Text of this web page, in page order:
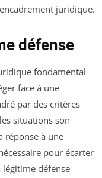
juridique.
défense
fondamental
face à une
par des critères
situations son
réponse à une
pour écarter
légitime défense